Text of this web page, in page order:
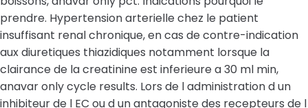
prendre. Hypertension arterielle chez le patient
insuffisant renal chronique, en cas de contre-indication
aux diuretiques thiazidiques notamment lorsque la
clairance de la creatinine est inferieure a 30 ml min,
anavar only cycle results. Lors de l administration d un
inhibiteur de l EC ou d un antagoniste des recepteurs de l